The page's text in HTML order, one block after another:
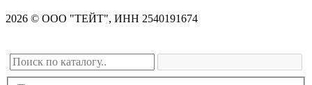
2026 © OOO "ТЕЙТ", ИНН 2540191674